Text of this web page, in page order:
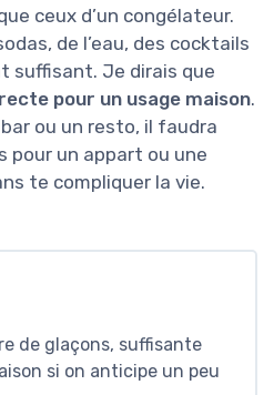
ceux d’un congélateur.
de l’eau, des cocktails
suffisant. Je dirais que
pour un usage maison.
ou un resto, il faudra
pour un appart ou une
te compliquer la vie.
de glaçons, suffisante
si on anticipe un peu